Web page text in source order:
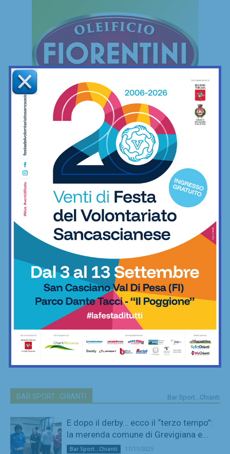
Le mie camminate mettendo ai piedi… il
minimo indispensabile
Freestyle 06/12/2022
BAR SPORT...CHIANTI Bar Sport...Chianti
E dopo il derby… ecco il “terzo tempo”:
la merenda comune di Grevigiana e...
Bar Sport...Chianti 17/11/2025